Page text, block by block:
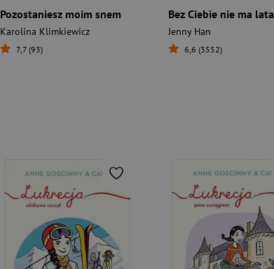
Pozostaniesz moim snem
Karolina Klimkiewicz
7,7 (93)
Bez Ciebie nie ma lata
Jenny Han
6,6 (3552)